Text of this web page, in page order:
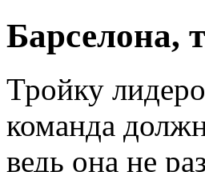
Барселона,
Тройку
команда
ведь она не